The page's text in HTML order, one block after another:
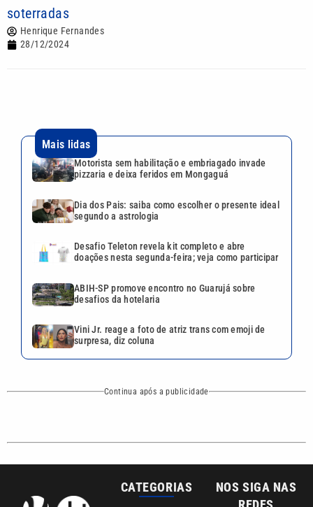
soterradas
Henrique Fernandes
28/12/2024
Mais lidas
Motorista sem habilitação e embriagado invade
pizzaria e deixa feridos em Mongaguá
Dia dos Pais: saiba como escolher o presente ideal
segundo a astrologia
Desafio Teleton revela kit completo e abre
doações nesta segunda-feira; veja como participar
ABIH-SP promove encontro no Guarujá sobre
desafios da hotelaria
Vini Jr. reage a foto de atriz trans com emoji de
surpresa, diz coluna
Continua após a publicidade
Esportes